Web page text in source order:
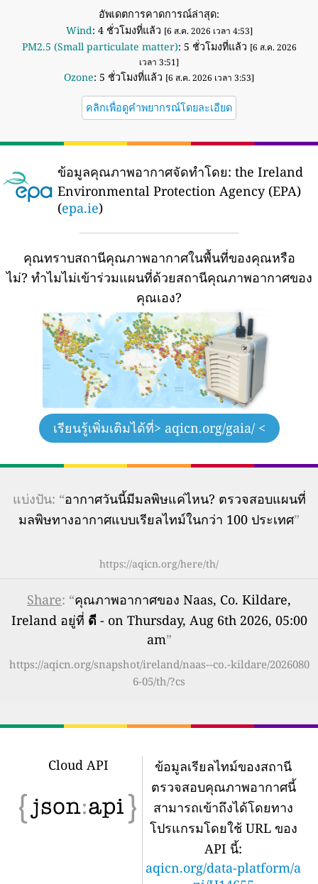
อัพเดตการคาดการณ์ล่าสุด:
Wind: 4 ชั่วโมงที่แล้ว [6 ส.ค. 2026 เวลา 4:53]
PM2.5 (Small particulate matter): 5 ชั่วโมงที่แล้ว [6 ส.ค. 2026
เวลา 3:51]
Ozone: 5 ชั่วโมงที่แล้ว [6 ส.ค. 2026 เวลา 3:53]
คลิกเพื่อดูคำพยากรณ์โดยละเอียด
ข้อมูลคุณภาพอากาศจัดทำโดย: the Ireland
Environmental Protection Agency (EPA)
(epa.ie)
คุณทราบสถานีคุณภาพอากาศในพื้นที่ของคุณหรือ
ไม่? ทำไมไม่เข้าร่วมแผนที่ด้วยสถานีคุณภาพอากาศของ
คุณเอง?
เรียนรู้เพิ่มเติมได้ที่> aqicn.org/gaia/ <
แบ่งปัน: “อากาศวันนี้มีมลพิษแค่ไหน? ตรวจสอบแผนที่
มลพิษทางอากาศแบบเรียลไทม์ในกว่า 100 ประเทศ”
https://aqicn.org/here/th/
Share: “คุณภาพอากาศของ Naas, Co. Kildare,
Ireland อยู่ที่ ดี- on Thursday, Aug 6th 2026, 05:00
am”
https://aqicn.org/snapshot/ireland/naas--co.-kildare/2026080
6-05/th/?cs
Cloud API
ข้อมูลเรียลไทม์ของสถานี
ตรวจสอบคุณภาพอากาศนี้
สามารถเข้าถึงได้โดยทาง
โปรแกรมโดยใช้ URL ของ
API นี้:
aqicn.org/data-platform/a